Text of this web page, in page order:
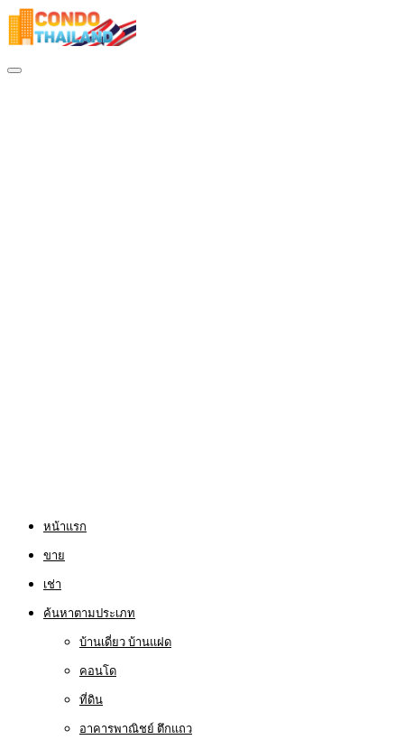
หน้าแรก
ขาย
เช่า
ค้นหาตามประเภท
บ้านเดี่ยว บ้านแฝด
คอนโด
ที่ดิน
อาคารพาณิชย์ ตึกแถว